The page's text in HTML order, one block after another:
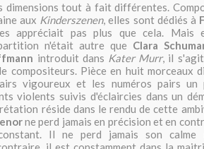
tout à fait différentes.
aux Kinderszenen, elles sont dédiés à
appréciait pas plus que cela. Mais
n'était autre que Clara
introduit dans Kater Murr, il
compositeurs. Pièce en huit morceaux
vigoureux et les numéros pairs un
violents suivis d'éclaircies dans un
réside dans le rendu de cette
ne perd jamais en précision et en
Il ne perd jamais son calme